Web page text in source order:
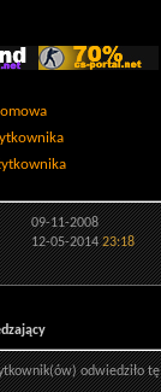
09-11-2008
12-05-201423:18
odwiedziło tę